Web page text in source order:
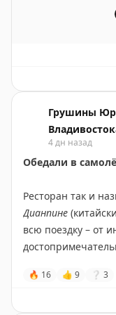
Утка нам
фирменное блюдо
сладком кляре,
салаты.
За обед из утки и
Нам
любит
🗺 Адрес:ТЦ
Каждое утро мы
отвозим Зайку
или пионерском
храбрая и весёлая.
Светлана,
🐈‍⬛ «Мяу, ребят.
я тут прекрасно
играли, красота. Я
Па говорят, что в
Грушины
4 дн назад
Обедали в
Ресторан так и
Дианпине
всю поездку – от
при подготовке к
🔥 16 👍 9 ❔ 3